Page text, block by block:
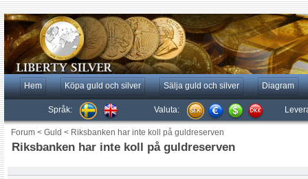
Hem Köpa guld och silver Sälja guld och silver Diagram
Språk: Valuta:
Forum < Guld < Riksbanken har inte koll på guldreserven
Riksbanken har inte koll på guldreserven